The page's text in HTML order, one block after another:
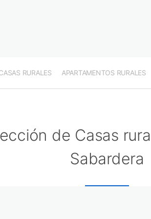
RURALES APARTAMENTOS RURALES
de Casas
Sabardera